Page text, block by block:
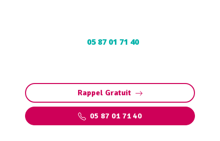
05 87 01 71 40
Rappel Gratuit
05 87 01 71 40